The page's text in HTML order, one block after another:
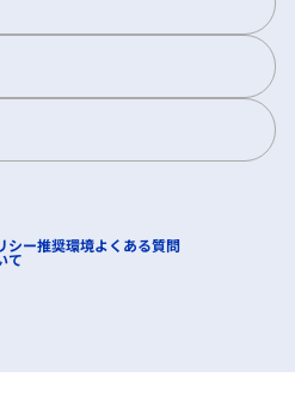
シー推奨環境よくある質問
て